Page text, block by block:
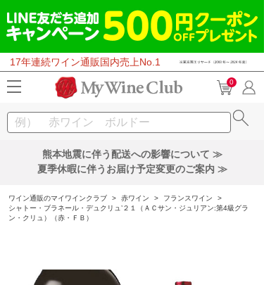
17年連続ワイン通販国内売上No.1
0
熊本地震に伴う配送への影響について ≫
夏季休暇に伴うお届け予定変更のご案内 ≫
ワイン通販のマイワインクラブ > 赤ワイン > フランスワイン
>
シャトー・ブラネール・デュクリュ’２１（ＡＣサン・ジュリアン:第4級グラ
ン・クリュ）（赤・ＦＢ）